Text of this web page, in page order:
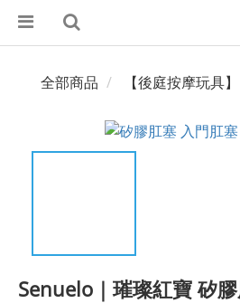
全部商品 【後庭按摩玩具】
Senuelo｜璀璨紅寶 矽